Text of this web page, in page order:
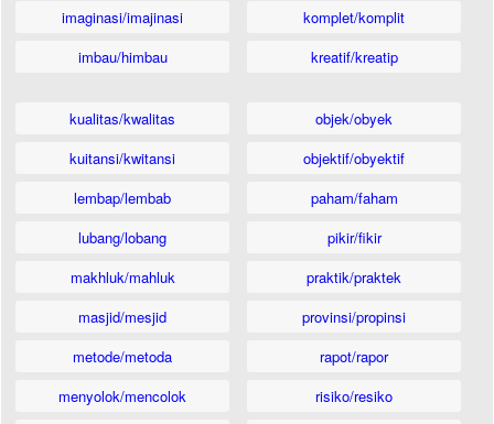
imaginasi/imajinasi
imbau/himbau
komplet/komplit
kreatif/kreatip
kualitas/kwalitas
kuitansi/kwitansi
lembap/lembab
lubang/lobang
makhluk/mahluk
masjid/mesjid
metode/metoda
menyolok/mencolok
objek/obyek
objektif/obyektif
paham/faham
pikir/fikir
praktik/praktek
provinsi/propinsi
rapot/rapor
risiko/resiko